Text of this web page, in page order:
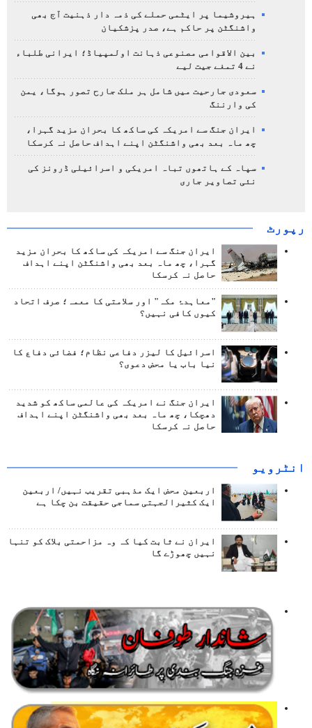
ہیروشیما پر ایٹمی حملے کی ذمہ دار ذہنیت آج بھی
واشنگٹن پر حاکم ہے، صدر پزشکیان
بین الاقوامی مصنوعی ذہانت اولمپیاڈ؛ ایرانی طلباء
نے 4 تمغے جیت لیے
سعودی جارحیت میں شامل ہر ملک جارح تصور ہوگا، یمن
کی وارننگ
ایران جنگ سے امریکہ کی ساکھ کا بحران مزید گہرا،
چھ ماہ بعد بھی واشنگٹن اپنے اہداف حاصل نہ کرسکا
سپاہ کے ہاتھوں تباہ امریکی و اسرائیلی ڈرونز کی
نئی تصاویر جاری
رپورٹ
ایران جنگ سے امریکہ کی ساکھ کا بحران مزید
گہرا، چھ ماہ بعد بھی واشنگٹن اپنے اہداف
حاصل نہ کرسکا
"معاہدۂ مکہ" اور سلامتی کا معمہ؛ صرف اتحاد
کیوں کافی نہیں؟
اسرائیل کا لیزر دفاعی نظام؛ فضائی دفاع کا
نیا باب یا محض دعوی؟
ایران جنگ نے امریکہ کی عالمی ساکھ کو شدید
دھچکا، چھ ماہ بعد بھی واشنگٹن اپنے اہداف
حاصل نہ کرسکا
انٹرويو
اربعین محض ایک مذہبی تقریب نہیں/ اربعین
ایک کثیرالجہتی سماجی حقیقت بن چکا ہے
ایران نے ثابت کیا کہ وہ مزاحمتی بلاک کو تنہا
نہیں چھوڑے گا